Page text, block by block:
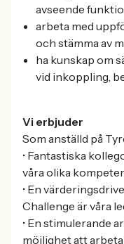
avseende
arbeta med
och stämma av
ha kunskap om
vid inkoppling,
Vi erbjuder
Som anställd på
• Fantastiska
våra olika
• En
Challenge är våra
• En stimulerande
möjlighet att